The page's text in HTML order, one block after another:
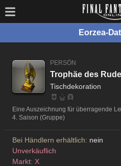
Eorzea-
PERSÖN
Trophäe des
Tischdekoration
Eine Auszeichnung für überragende
4. Saison (Gruppe)
Bei Händlern erhältlich: nein
Unverkäuflich
Markt: X